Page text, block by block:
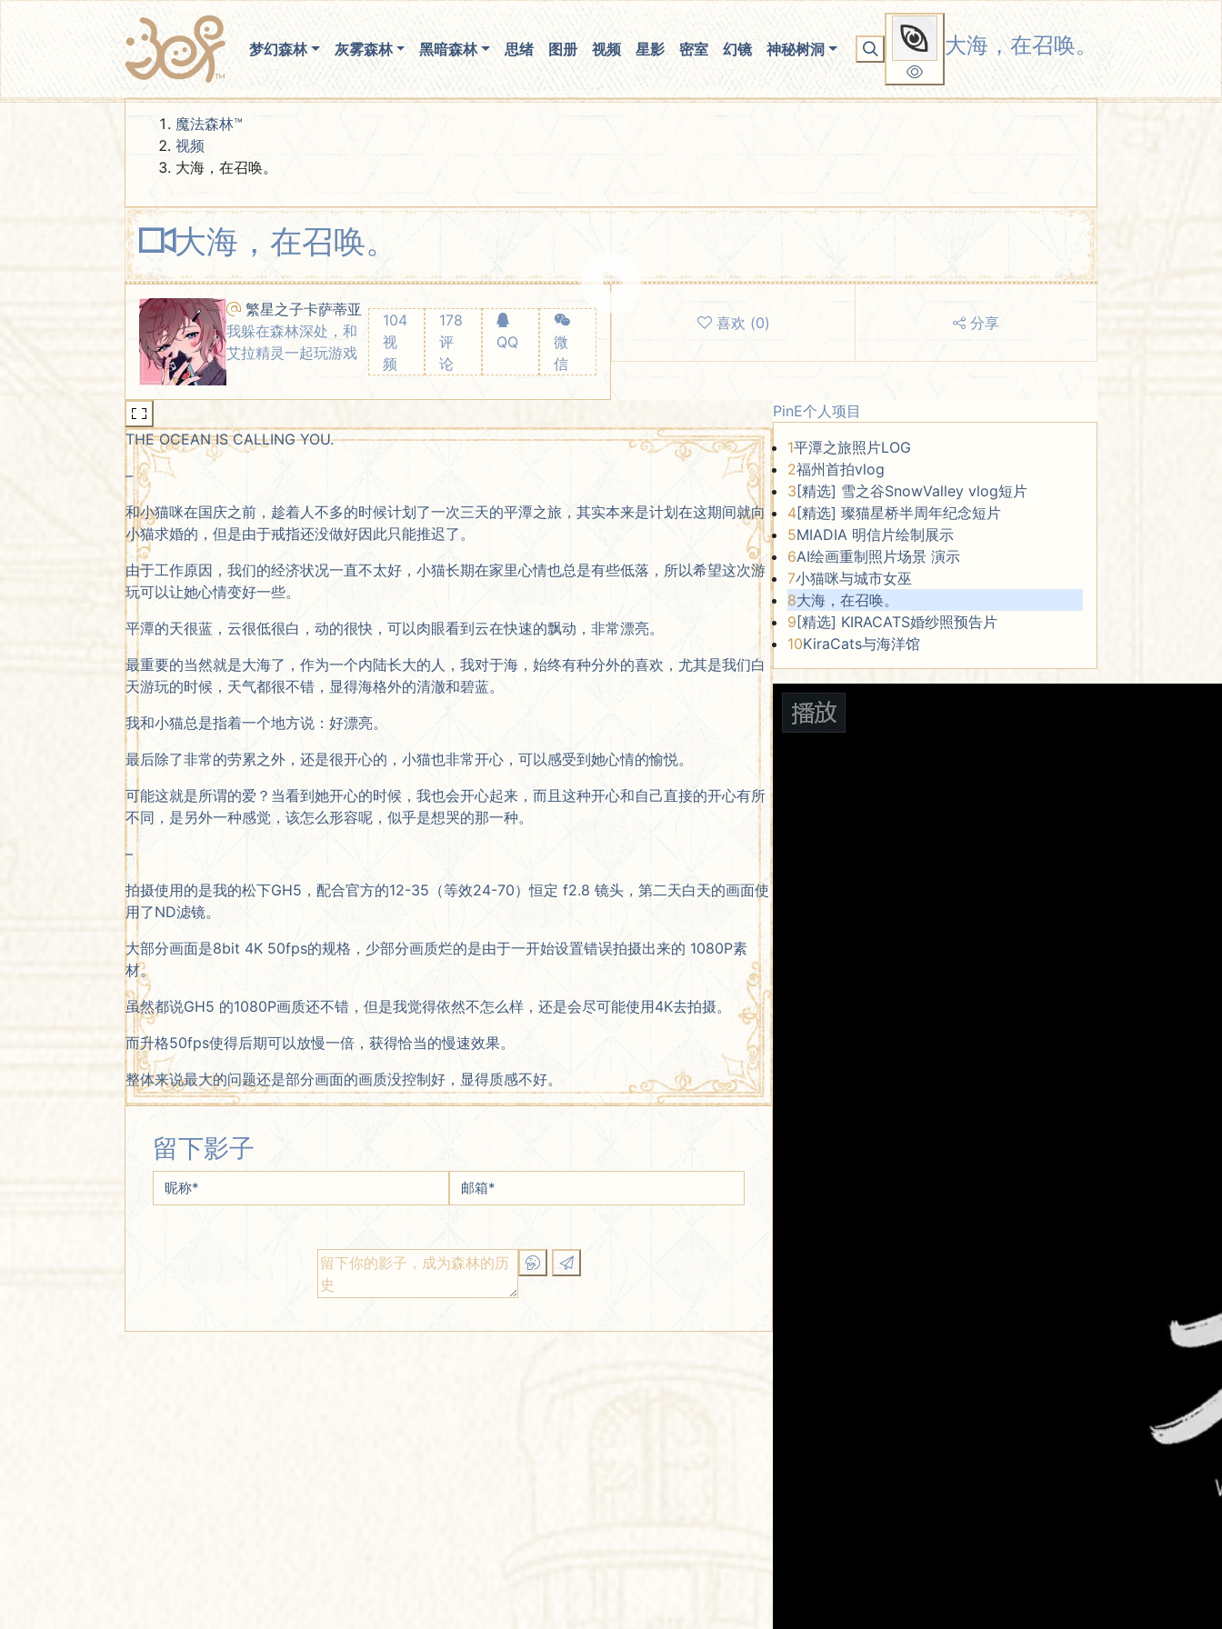
你无法看到我
梦幻森林 灰雾森林 黑暗森林 思绪 图册 视频 星影 密室 幻镜 神秘树洞 大海，在召唤。
魔法森林™
视频
大海，在召唤。
大海，在召唤。
00:00 / 04:07
繁星之子卡萨蒂亚
我躲在森林深处，和
艾拉精灵一起玩游戏
104
视
频
178
评
论
QQ
微
信
喜欢 (0) 分享
THE OCEAN IS CALLING YOU.
–
和小猫咪在国庆之前，趁着人不多的时候计划了一次三天的平潭之旅，其实本来是计划在这期间就向
小猫求婚的，但是由于戒指还没做好因此只能推迟了。
由于工作原因，我们的经济状况一直不太好，小猫长期在家里心情也总是有些低落，所以希望这次游
玩可以让她心情变好一些。
平潭的天很蓝，云很低很白，动的很快，可以肉眼看到云在快速的飘动，非常漂亮。
最重要的当然就是大海了，作为一个内陆长大的人，我对于海，始终有种分外的喜欢，尤其是我们白
天游玩的时候，天气都很不错，显得海格外的清澈和碧蓝。
我和小猫总是指着一个地方说：好漂亮。
最后除了非常的劳累之外，还是很开心的，小猫也非常开心，可以感受到她心情的愉悦。
可能这就是所谓的爱？当看到她开心的时候，我也会开心起来，而且这种开心和自己直接的开心有所
不同，是另外一种感觉，该怎么形容呢，似乎是想哭的那一种。
–
拍摄使用的是我的松下GH5，配合官方的12-35（等效24-70）恒定 f2.8 镜头，第二天白天的画面使
用了ND滤镜。
大部分画面是8bit 4K 50fps的规格，少部分画质烂的是由于一开始设置错误拍摄出来的 1080P素
材。
虽然都说GH5 的1080P画质还不错，但是我觉得依然不怎么样，还是会尽可能使用4K去拍摄。
而升格50fps使得后期可以放慢一倍，获得恰当的慢速效果。
整体来说最大的问题还是部分画面的画质没控制好，显得质感不好。
留下影子
昵称* 邮箱*
PinE个人项目
1平潭之旅照片LOG
2福州首拍vlog
3 [精选] 雪之谷SnowValley vlog短片
4[精选] 璨猫星桥半周年纪念短片
5MIADIA 明信片绘制展示
6AI绘画重制照片场景 演示
7小猫咪与城市女巫
8大海，在召唤。
9 [精选] KIRACATS婚纱照预告片
10KiraCats与海洋馆